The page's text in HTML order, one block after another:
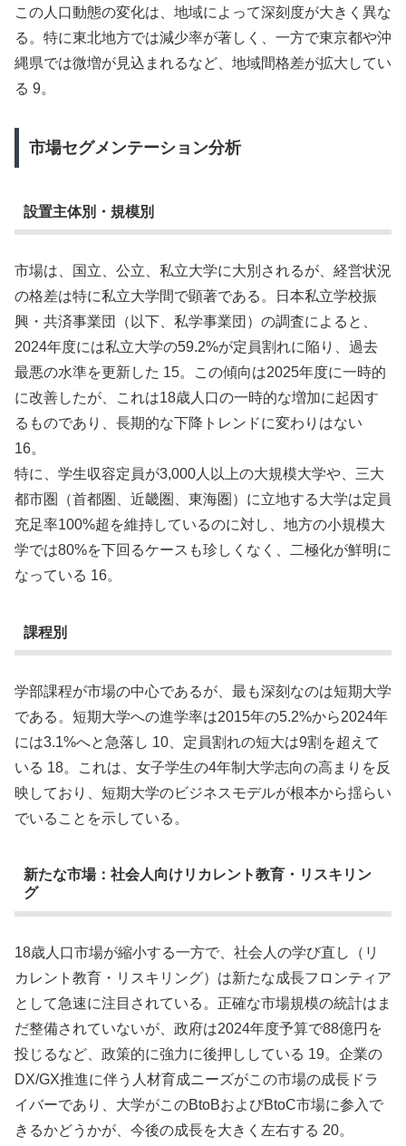
この人口動態の変化は、地域によって深刻度が大きく異な
る。特に東北地方では減少率が著しく、一方で東京都や沖
縄県では微増が見込まれるなど、地域間格差が拡大してい
る 9。
市場セグメンテーション分析
設置主体別・規模別
市場は、国立、公立、私立大学に大別されるが、経営状況
の格差は特に私立大学間で顕著である。日本私立学校振
興・共済事業団（以下、私学事業団）の調査によると、
2024年度には私立大学の59.2%が定員割れに陥り、過去
最悪の水準を更新した 15。この傾向は2025年度に一時的
に改善したが、これは18歳人口の一時的な増加に起因す
るものであり、長期的な下降トレンドに変わりはない
16。
特に、学生収容定員が3,000人以上の大規模大学や、三大
都市圏（首都圏、近畿圏、東海圏）に立地する大学は定員
充足率100%超を維持しているのに対し、地方の小規模大
学では80%を下回るケースも珍しくなく、二極化が鮮明に
なっている 16。
課程別
学部課程が市場の中心であるが、最も深刻なのは短期大学
である。短期大学への進学率は2015年の5.2%から2024年
には3.1%へと急落し 10、定員割れの短大は9割を超えて
いる 18。これは、女子学生の4年制大学志向の高まりを反
映しており、短期大学のビジネスモデルが根本から揺らい
でいることを示している。
新たな市場：社会人向けリカレント教育・リスキリン
グ
18歳人口市場が縮小する一方で、社会人の学び直し（リ
カレント教育・リスキリング）は新たな成長フロンティア
として急速に注目されている。正確な市場規模の統計はま
だ整備されていないが、政府は2024年度予算で88億円を
投じるなど、政策的に強力に後押ししている 19。企業の
DX/GX推進に伴う人材育成ニーズがこの市場の成長ドラ
イバーであり、大学がこのBtoBおよびBtoC市場に参入で
きるかどうかが、今後の成長を大きく左右する 20。